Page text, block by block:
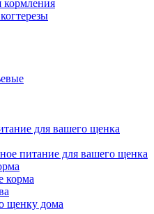
кормления
для вашего щенка
питание для вашего щенка
корма
щенку дома